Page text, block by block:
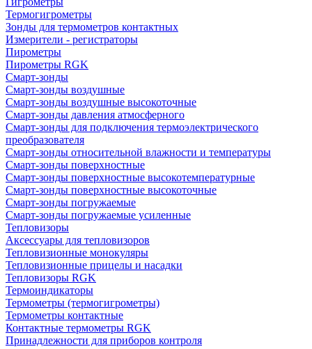
Термогигрометры
Зонды для термометров контактных
Измерители - регистраторы
Пирометры
Пирометры RGK
Смарт-зонды
Смарт-зонды воздушные
Смарт-зонды воздушные высокоточные
Смарт-зонды давления атмосферного
Смарт-зонды для подключения термоэлектрического
преобразователя
Смарт-зонды относительной влажности и температуры
Смарт-зонды поверхностные
Смарт-зонды поверхностные высокотемпературные
Смарт-зонды поверхностные высокоточные
Смарт-зонды погружаемые
Смарт-зонды погружаемые усиленные
Тепловизоры
Аксессуары для тепловизоров
Тепловизионные монокуляры
Тепловизионные прицелы и насадки
Тепловизоры RGK
Термоиндикаторы
Термометры (термогигрометры)
Термометры контактные
Контактные термометры RGK
Принадлежности для приборов контроля